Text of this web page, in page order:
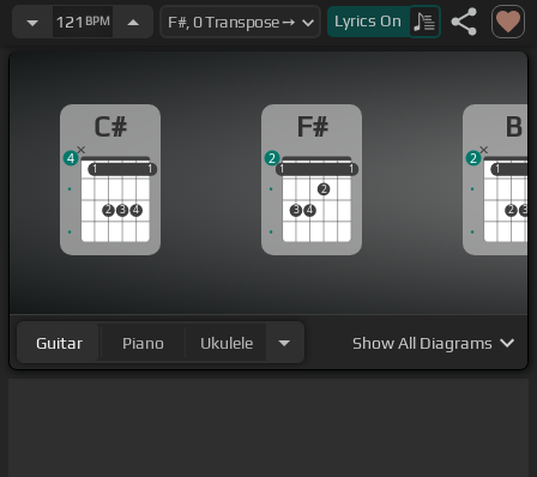
見ておやす
み[F#m] [B]ん僕らはこんな [A]
また踊り踊り出
てやって[F#m]
着いたここはどうだい楽園か今となっ
てじゃもうわからない
幸せ[F#m]のフレーズがで
きた青い顔[Bm] をすったスタイルがお腹
空かし
[C#]は待ってる [D#m]I'm[B] a loserどうせ
一回[C#]どうせ[F#]僕らの声I'm a loserずっと前から
した声が
121 BPM Lyrics On
C#
1
2 3 4
1
1 1
4
F#
1
3 4
2
1
1 1
2
B
1
2 3
1
2
Guitar Piano Ukulele ShowAll Diagrams